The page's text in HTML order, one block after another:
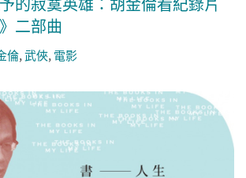
二部曲
倫,武俠,電影